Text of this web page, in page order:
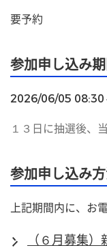
要予約
参加申し込み
2026/06/05
１３日に抽選後、
参加申し込み
上記期間内に、お
（６月募集